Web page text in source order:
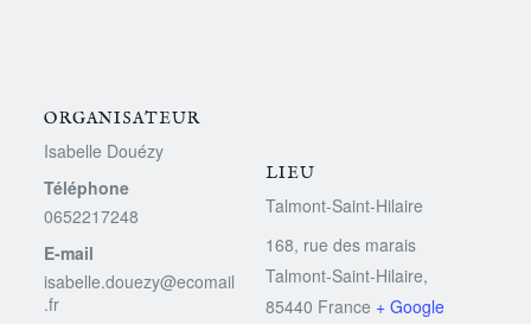
ORGANISATEUR
Isabelle Douézy
Téléphone
0652217248
E-mail
isabelle.douezy@ecomail
.fr
LIEU
Talmont-Saint-Hilaire
168, rue des marais
Talmont-Saint-Hilaire,
85440 France + Google